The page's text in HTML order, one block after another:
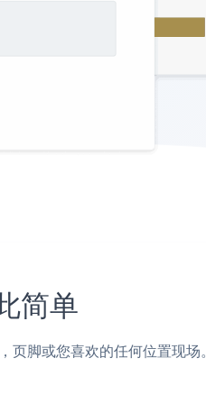
简单
脚或您喜欢的任何位置现场。